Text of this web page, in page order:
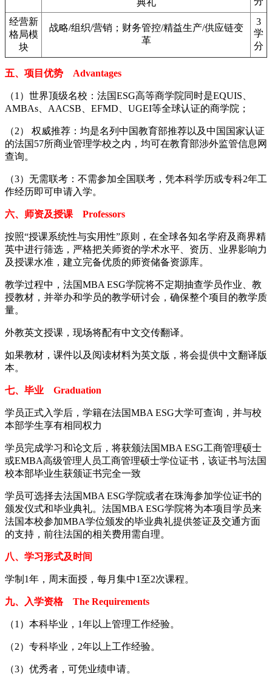
经营新
格局模
块
战略/组织/营销；财务管控/精益生产/供应链变
革
3
学
分
五、项目优势 Advantages
（1）世界顶级名校：法国ESG高等商学院同时是EQUIS、
AMBAs、AACSB、EFMD、UGEI等全球认证的商学院；
（2） 权威推荐：均是名列中国教育部推荐以及中国国家认证
的法国57所商业管理学校之内，均可在教育部涉外监管信息网
查询。
（3）无需联考：不需参加全国联考，凭本科学历或专科2年工
作经历即可申请入学。
六、师资及授课 Professors
按照“授课系统性与实用性”原则，在全球各知名学府及商界精
英中进行筛选，严格把关师资的学术水平、资历、业界影响力
及授课水准，建立完备优质的师资储备资源库。
教学过程中，法国MBA ESG学院将不定期抽查学员作业、教
授教材，并举办和学员的教学研讨会，确保整个项目的教学质
量。
外教英文授课，现场将配有中文交传翻译。
如果教材，课件以及阅读材料为英文版，将会提供中文翻译版
本。
七、毕业 Graduation
学员正式入学后，学籍在法国MBA ESG大学可查询，并与校
本部学生享有相同权力
学员完成学习和论文后，将获颁法国MBA ESG工商管理硕士
或EMBA高级管理人员工商管理硕士学位证书，该证书与法国
校本部毕业生获颁证书完全一致
学员可选择去法国MBA ESG学院或者在珠海参加学位证书的
颁发仪式和毕业典礼。法国MBA ESG学院将为本项目学员来
法国本校参加MBA学位颁发的毕业典礼提供签证及交通方面
的支持，前往法国的相关费用需自理。
八、学习形式及时间
学制1年，周末面授，每月集中1至2次课程。
九、入学资格 The Requirements
（1）本科毕业，1年以上管理工作经验。
（2）专科毕业，2年以上工作经验。
（3）优秀者，可凭业绩申请。